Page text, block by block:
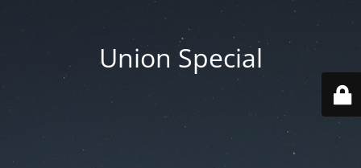
Union Special